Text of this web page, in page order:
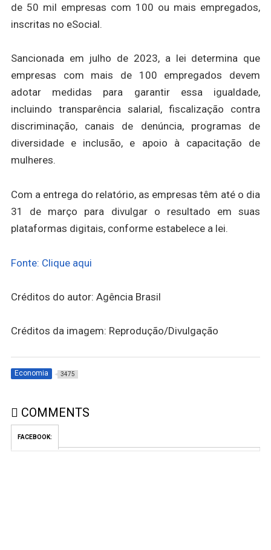
de 50 mil empresas com 100 ou mais empregados,
inscritas no eSocial.
Sancionada em julho de 2023, a lei determina que
empresas com mais de 100 empregados devem
adotar medidas para garantir essa igualdade,
incluindo transparência salarial, fiscalização contra
discriminação, canais de denúncia, programas de
diversidade e inclusão, e apoio à capacitação de
mulheres.
Com a entrega do relatório, as empresas têm até o dia
31 de março para divulgar o resultado em suas
plataformas digitais, conforme estabelece a lei.
Fonte: Clique aqui
Créditos do autor: Agência Brasil
Créditos da imagem: Reprodução/Divulgação
Economia 3475
COMMENTS
FACEBOOK: